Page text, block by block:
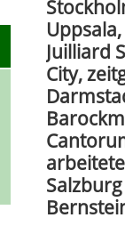
Juilliard
City,